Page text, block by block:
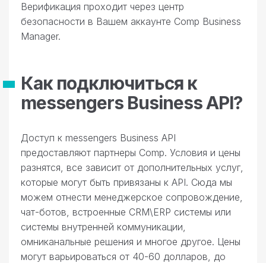
Верификация проходит через центр
безопасности в Вашем аккаунте Comp Business
Manager.
Как подключиться к
messengers Business API?
Доступ к messengers Business API
предоставляют партнеры Comp. Условия и цены
разнятся, все зависит от дополнительных услуг,
которые могут быть привязаны к API. Сюда мы
можем отнести менеджерское сопровождение,
чат-ботов, встроенные CRM\ERP системы или
системы внутренней коммуникации,
омниканальные решения и многое другое. Цены
могут варьироваться от 40-60 долларов, до